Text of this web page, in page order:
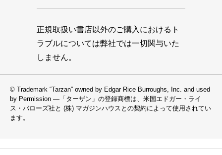
正規取扱い書店以外のご購入におけるト
ラブルについては弊社では一切関与いた
しません。
© Trademark “Tarzan” owned by Edgar Rice Burroughs, Inc. and used
by Permission —「ターザン」の登録商標は、米国エドガー・ライ
ス・バローズ社と (株) マガジンハウスとの契約によって使用されてい
ます。